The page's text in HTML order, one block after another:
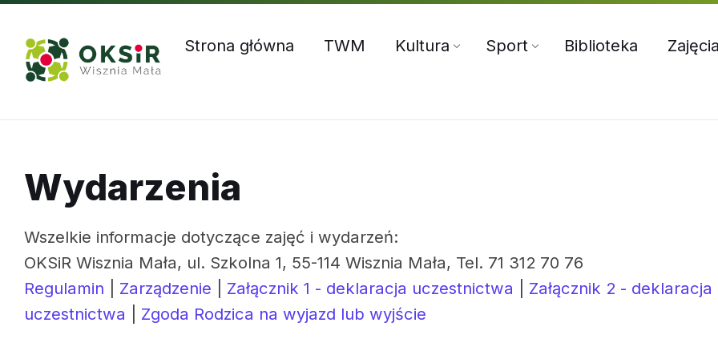
Skip
content
Skip
main
navigation
Skip
footer
Strona główna TWM Kultura Sport Biblioteka Zajęcia
Wydarzenia
Wszelkie informacje dotyczące zajęć i wydarzeń:
OKSiR Wisznia Mała, ul. Szkolna 1, 55-114 Wisznia Mała, Tel. 71 312 70 76
Regulamin
Zarządzenie Załącznik 1 - deklaracja uczestnictwa
Załącznik 2 - deklaracja
uczestnictwa
Zgoda Rodzica na wyjazd lub wyjście